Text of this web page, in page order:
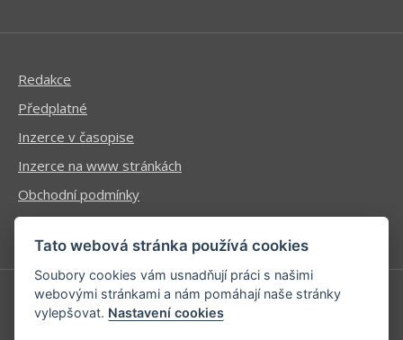
Redakce
Předplatné
Inzerce v časopise
Inzerce na www stránkách
Obchodní podmínky
Ochrana osobních údajů
Příhlášení | Registrace
Tato webová stránka používá cookies
Soubory cookies vám usnadňují práci s našimi
webovými stránkami a nám pomáhají naše stránky
vylepšovat. Nastavení cookies